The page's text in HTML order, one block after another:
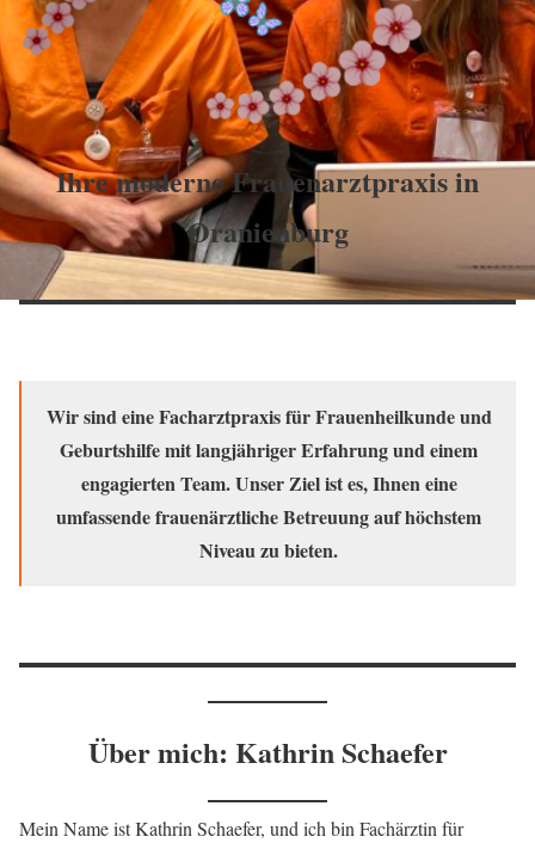
Ihre moderne Frauenarztpraxis in
Oranienburg
Wir sind eine Facharztpraxis für Frauenheilkunde und
Geburtshilfe mit langjähriger Erfahrung und einem
engagierten Team. Unser Ziel ist es, Ihnen eine
umfassende frauenärztliche Betreuung auf höchstem
Niveau zu bieten.
Über mich: Kathrin Schaefer
Mein Name ist Kathrin Schaefer, und ich bin Fachärztin für